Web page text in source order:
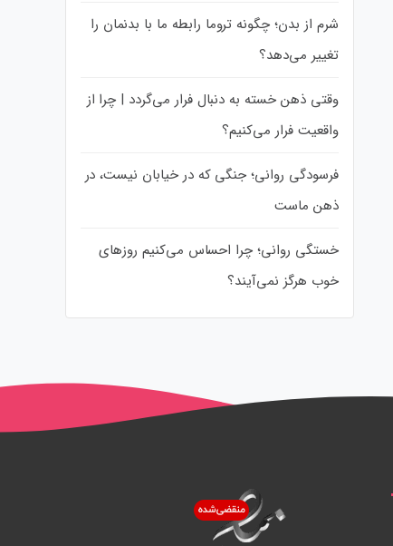
شرم از بدن؛ چگونه تروما رابطه ما با بدنمان را
تغییر می‌دهد؟
وقتی ذهن خسته به دنبال فرار می‌گردد | چرا از
واقعیت فرار می‌کنیم؟
فرسودگی روانی؛ جنگی که در خیابان نیست، در
ذهن ماست
خستگی روانی؛ چرا احساس می‌کنیم روزهای
خوب هرگز نمی‌آیند؟